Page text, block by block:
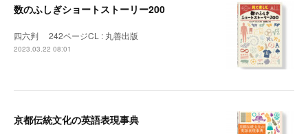
数のふしぎショートストーリー200
四六判 242ページCL : 丸善出版
2023.03.22 08:01
京都伝統文化の英語表現事典